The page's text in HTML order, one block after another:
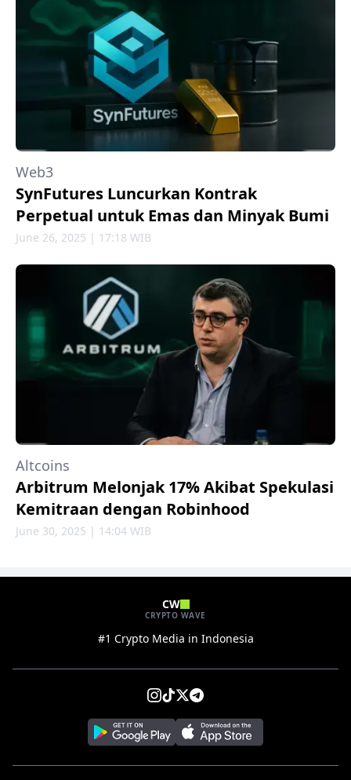
Web3
SynFutures Luncurkan Kontrak
Perpetual untuk Emas dan Minyak Bumi
June 26, 2025 | 17:18 WIB
Altcoins
Arbitrum Melonjak 17% Akibat Spekulasi
Kemitraan dengan Robinhood
June 30, 2025 | 14:04 WIB
CW
CRYPTO WAVE
#1 Crypto Media in Indonesia